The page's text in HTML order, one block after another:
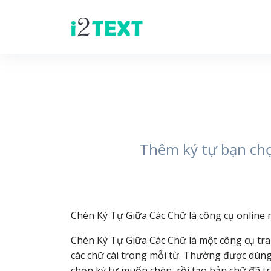
Thêm ký tự bạn
Chèn Ký Tự Giữa Các Chữ là công cụ
Chèn Ký Tự Giữa Các Chữ là một công cụ
các chữ cái trong mỗi từ. Thường được